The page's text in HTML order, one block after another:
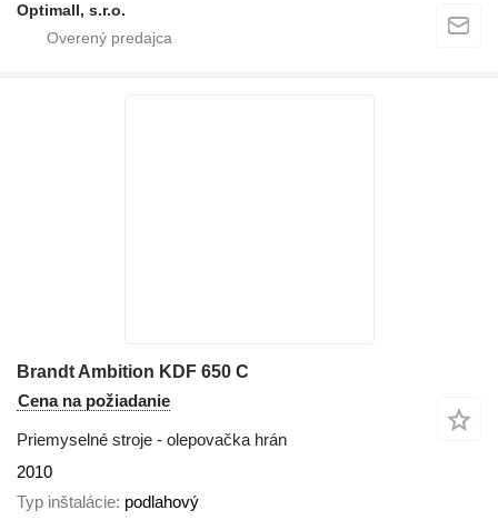
Optimall, s.r.o.
Brandt Ambition KDF 650 C
Cena na požiadanie
Priemyselné stroje - olepovačka hrán
2010
Typ inštalácie podlahový